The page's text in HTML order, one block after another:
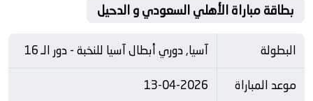
بطاقة مباراة الأهلي السعودي و الدحيل
البطولة
آسيا, دوري أبطال آسيا للنخبة - دور الـ 16
موعد المباراة
13-04-2026